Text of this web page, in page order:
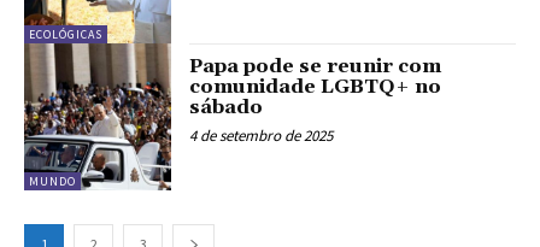
ECOLÓGICAS
MUNDO
Papa pode se reunir com
comunidade LGBTQ+ no
sábado
4 de setembro de 2025